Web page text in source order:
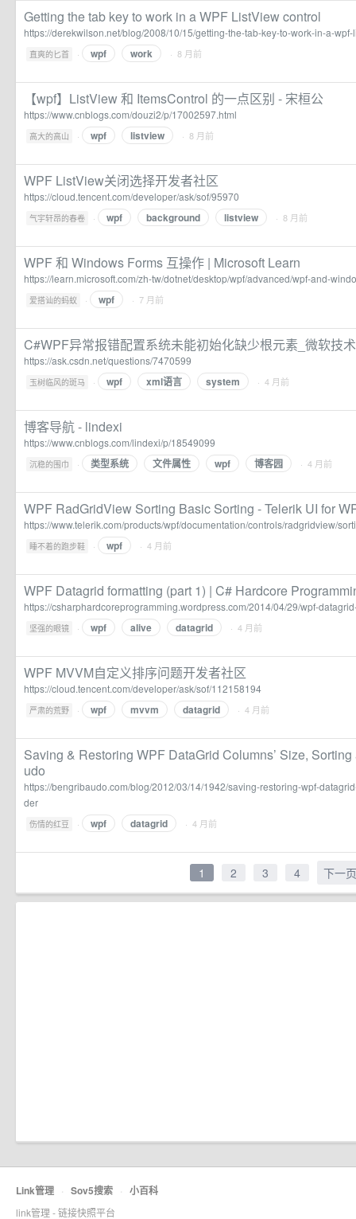
Getting the tab key to work in a WPF ListView control
https://derekwilson.net/blog/2008/10/15/getting-the-tab-key-to-work-in-a-
直爽的匕首 · wpf work · 8 月前
【wpf】ListView 和 ItemsControl 的一点区别 - 宋桓公
https://www.cnblogs.com/douzi2/p/17002597.html
高大的高山 · wpf listview · 8 月前
WPF ListView关闭选择开发者社区
https://cloud.tencent.com/developer/ask/sof/95970
气宇轩昂的春卷 · wpf background listview · 8 月前
WPF 和 Windows Forms 互操作 | Microsoft Learn
https://learn.microsoft.com/zh-tw/dotnet/desktop/wpf/advanced/wpf-and-
爱搭讪的蚂蚁 · wpf · 7 月前
C#WPF异常报错配置系统未能初始化缺少根元素_微软技
https://ask.csdn.net/questions/7470599
玉树临风的斑马 · wpf xml语言 system · 4 月前
博客导航 - lindexi
https://www.cnblogs.com/lindexi/p/18549099
沉稳的围巾 · 类型系统 文件属性 wpf 博客园 · 4 月前
WPF RadGridView Sorting Basic Sorting - Telerik UI for
https://www.telerik.com/products/wpf/documentation/controls/radgridview/
睡不着的跑步鞋 · wpf · 4 月前
WPF Datagrid formatting (part 1) | C# Hardcore
https://csharphardcoreprogramming.wordpress.com/2014/04/29/wpf-
坚强的眼镜 · wpf alive datagrid · 4 月前
WPF MVVM自定义排序问题开发者社区
https://cloud.tencent.com/developer/ask/sof/112158194
严肃的荒野 · wpf mvvm datagrid · 4 月前
Saving & Restoring WPF DataGrid Columns’ Size,
udo
https://bengribaudo.com/blog/2012/03/14/1942/saving-restoring-wpf-
der
伤情的红豆 · wpf datagrid · 4 月前
1 2 3 4 下一页
Link管理 · Sov5搜索 · 小百科
link管理 - 链接快照平台